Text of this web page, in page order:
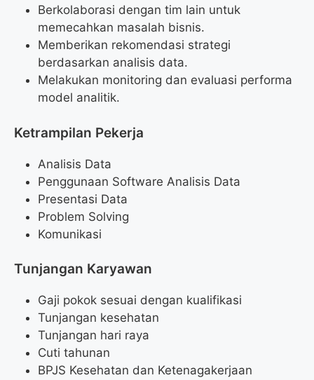
Berkolaborasi dengan tim lain untuk
memecahkan masalah bisnis.
Memberikan rekomendasi strategi
berdasarkan analisis data.
Melakukan monitoring dan evaluasi performa
model analitik.
Ketrampilan Pekerja
Analisis Data
Penggunaan Software Analisis Data
Presentasi Data
Problem Solving
Komunikasi
Tunjangan Karyawan
Gaji pokok sesuai dengan kualifikasi
Tunjangan kesehatan
Tunjangan hari raya
Cuti tahunan
BPJS Kesehatan dan Ketenagakerjaan